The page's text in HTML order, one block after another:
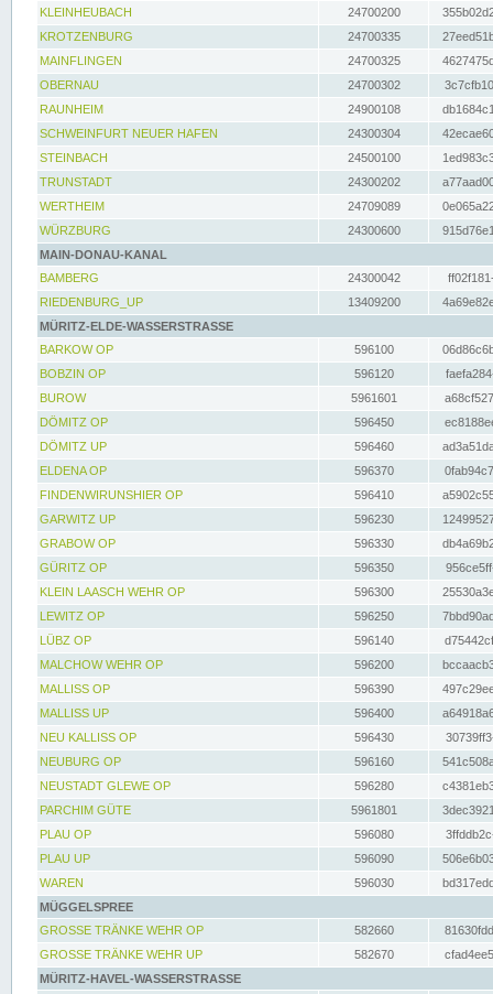
KLEINHEUBACH 24700200
KROTZENBURG
24700335
MAINFLINGEN
24700325
OBERNAU
24700302
RAUNHEIM
24900108
SCHWEINFURT NEUER HAFEN
24300304
STEINBACH
24500100
TRUNSTADT
24300202
WERTHEIM
24709089
WÜRZBURG
24300600
MAIN-DONAU-KANAL
BAMBERG
24300042
RIEDENBURG_UP
13409200
MÜRITZ-ELDE-WASSERSTRASSE
BARKOW OP
596100
BOBZIN OP
596120
BUROW
5961601
DÖMITZ OP
596450
DÖMITZ UP
596460
ELDENA OP
596370
FINDENWIRUNSHIER OP
596410
GARWITZ UP
596230
GRABOW OP
596330
GÜRITZ OP
596350
KLEIN LAASCH WEHR OP
596300
LEWITZ OP
596250
LÜBZ OP
596140
MALCHOW WEHR OP
596200
MALLISS OP
596390
MALLISS UP
596400
NEU KALLISS OP
596430
NEUBURG OP
596160
NEUSTADT GLEWE OP
596280
PARCHIM GÜTE
5961801
PLAU OP
596080
PLAU UP
596090
WAREN
596030
MÜGGELSPREE
GROSSE TRÄNKE WEHR OP
582660
GROSSE TRÄNKE WEHR UP
582670
MÜRITZ-HAVEL-WASSERSTRASSE